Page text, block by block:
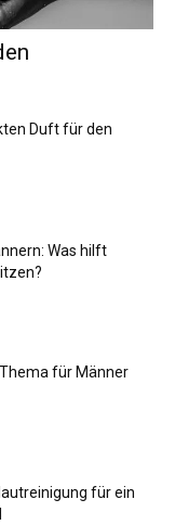
Duft für den
Was hilft
für Männer
für ein